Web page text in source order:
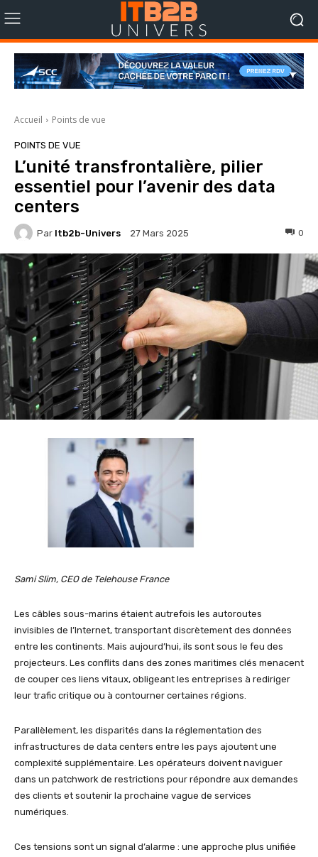
Accueil Points de vue
POINTS DE VUE
L’unité transfrontalière, pilier
essentiel pour l’avenir des data
centers
Par Itb2b-Univers 27 Mars 2025 0
Sami Slim, CEO de Telehouse France
Les câbles sous-marins étaient autrefois les autoroutes
invisibles de l’Internet, transportant discrètement des données
entre les continents. Mais aujourd’hui, ils sont sous le feu des
projecteurs. Les conflits dans des zones maritimes clés menacent
de couper ces liens vitaux, obligeant les entreprises à rediriger
leur trafic critique ou à contourner certaines régions.
Parallèlement, les disparités dans la réglementation des
infrastructures de data centers entre les pays ajoutent une
complexité supplémentaire. Les opérateurs doivent naviguer
dans un patchwork de restrictions pour répondre aux demandes
des clients et soutenir la prochaine vague de services
numériques.
Ces tensions sont un signal d’alarme : une approche plus unifiée